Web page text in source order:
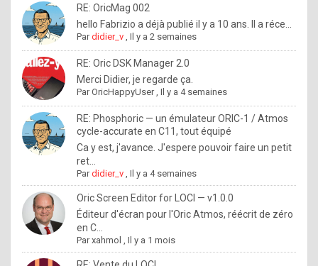
o
l
e
x
.
I
f
y
o
u
w
a
RE: OricMag 002
hello Fabrizio a déjà publié il y a 10 ans. Il a réce...
Pardidier_v ,Il y a 2 semaines
RE: Oric DSK Manager 2.0
Merci Didier, je regarde ça.
ParOricHappyUser,Il y a 4 semaines
RE: Phosphoric — un émulateur ORIC-1 / Atmos
cycle-accurate en C11, tout équipé
Ca y est, j'avance. J'espere pouvoir faire un petit
ret...
Pardidier_v ,Il y a 4 semaines
Oric Screen Editor for LOCI — v1.0.0
Éditeur d'écran pour l'Oric Atmos, réécrit de zéro
en C...
Parxahmol ,Il y a 1 mois